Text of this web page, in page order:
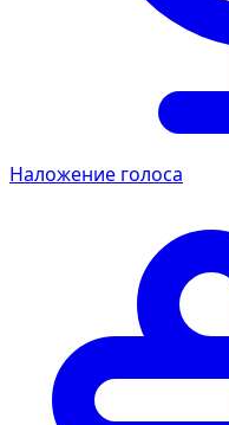
Наложение голоса